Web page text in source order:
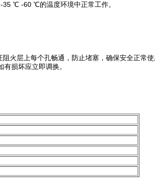
35 ℃ -60 ℃的温度环境中正常工作。
火层上每个孔畅通，防止堵塞，确保安全正常使
损坏应立即调换。